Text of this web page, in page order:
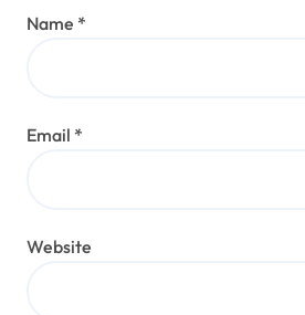
Name *
Email *
Website